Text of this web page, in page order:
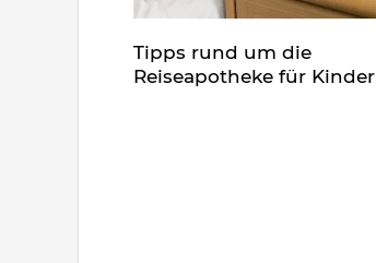
Tipps rund um die
Reiseapotheke für Kinder